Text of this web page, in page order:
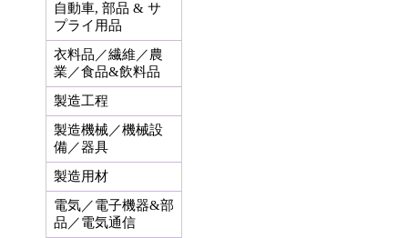
自動車, 部品 & サ
プライ用品
衣料品／繊維／農
業／食品&飲料品
製造工程
製造機械／機械設
備／器具
製造用材
電気／電子機器&部
品／電気通信